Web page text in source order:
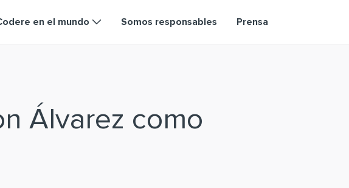
en el mundo Somos responsables Prensa
Álvarez como